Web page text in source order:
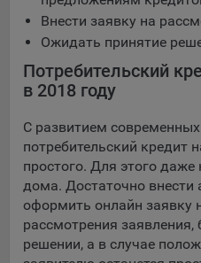
данной цели:
Яндекса рекламная сеть
Europe AG, Werftestrasse 4,
Google Ads - сервис показа
предоставляемый
House Barrow Street Dublin
Сохранить
Сохранить
Внести заявку на
Ожидать принятие
Потребительский
в 2018 году
С развитием
потребительский кредит
простого. Для этого
дома. Достаточно внести
оформить онлайн заявку
рассмотрения
решении, а в случае